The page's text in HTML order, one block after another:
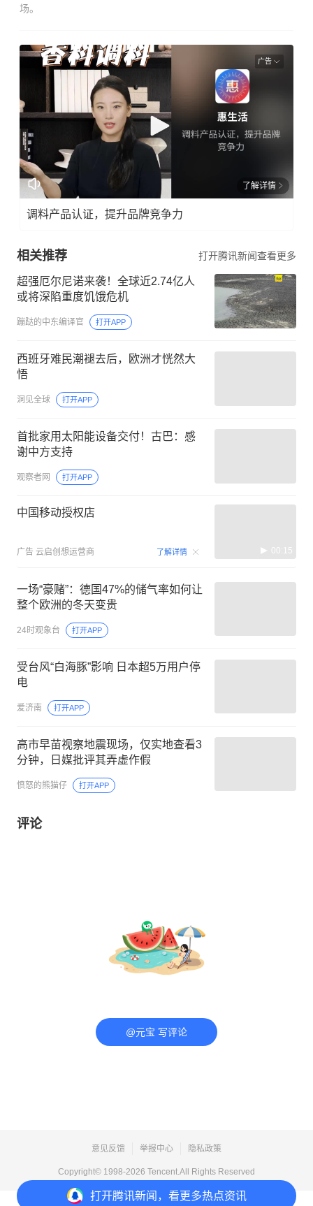
场。
打开腾讯新闻，看更多热点资讯
广告
了解详情
调料产品认证，提升品牌竞争力
相关推荐 打开腾讯新闻查看更多
超强厄尔尼诺来袭！全球近2.74亿人
或将深陷重度饥饿危机
蹦跶的中东编译官 打开APP
西班牙难民潮褪去后，欧洲才恍然大
悟
洞见全球 打开APP
首批家用太阳能设备交付！古巴：感
谢中方支持
观察者网 打开APP
中国移动授权店
广告 云启创想运营商 了解详情 00:15
一场“豪赌”：德国47%的储气率如何让
整个欧洲的冬天变贵
24时观象台 打开APP
受台风“白海豚”影响 日本超5万用户停
电
爱济南 打开APP
高市早苗视察地震现场，仅实地查看3
分钟，日媒批评其弄虚作假
愤怒的熊猫仔 打开APP
评论
@元宝 写评论
意见反馈 举报中心 隐私政策
Copyright© 1998-2026 Tencent.All Rights Reserved